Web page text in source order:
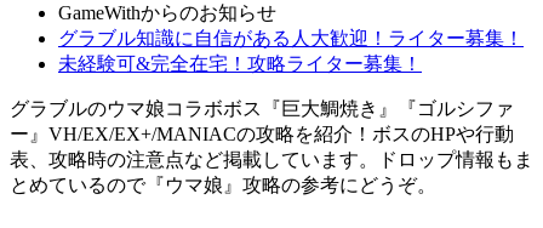
GameWithからのお知らせ
グラブル知識に自信がある人大歓迎！ライター募集！
未経験可&完全在宅！攻略ライター募集！
グラブルのウマ娘コラボボス『巨大鯛焼き』『ゴルシファ
ー』VH/EX/EX+/MANIACの攻略を紹介！ボスのHPや行動
表、攻略時の注意点など掲載しています。ドロップ情報もま
とめているので『ウマ娘』攻略の参考にどうぞ。